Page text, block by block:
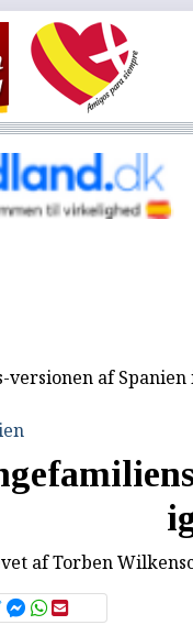
versionen af
afTorben